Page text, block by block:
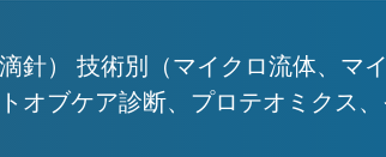
針） 技術別（マイクロ流体、マ
オブケア診断、プロテオミクス